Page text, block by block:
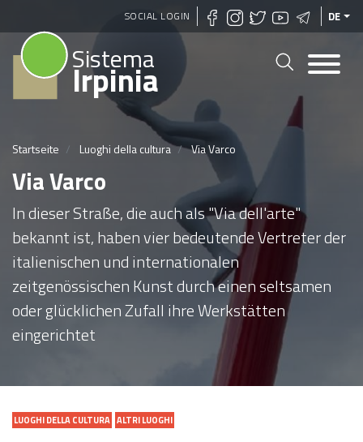
Direkt
zum
Inhalt
SOCIAL LOGIN DE
Sistema
Irpinia
Startseite Luoghi della cultura Via Varco
Via Varco
In dieser Straße, die auch als "Via dell'arte"
bekannt ist, haben vier bedeutende Vertreter der
italienischen und internationalen
zeitgenössischen Kunst durch einen seltsamen
oder glücklichen Zufall ihre Werkstätten
eingerichtet
LUOGHI DELLA CULTURA ALTRI LUOGHI